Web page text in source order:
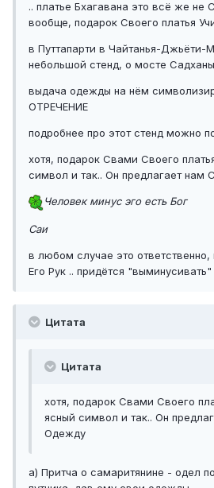
.. платье Бхагавана это всё же не
вообще, подарок Своего платья
в Путтапарти в Чайтанья-Джьёти-
небольшой стенд, о мосте Садханы
выдача одежды на нём
ОТРЕЧЕНИЕ
подробнее про этот стенд можно
хотя, подарок Свами Своего
символ и так.. Он предлагает
Человек минус эго есть Бог
Саи
в любом случае это ответственно,
Его Рук .. придётся
Цитата
Цитата
хотя, подарок Свами Своего
ясный символ и так.. Он
Одежду
а) Притча о самаритянине - одел